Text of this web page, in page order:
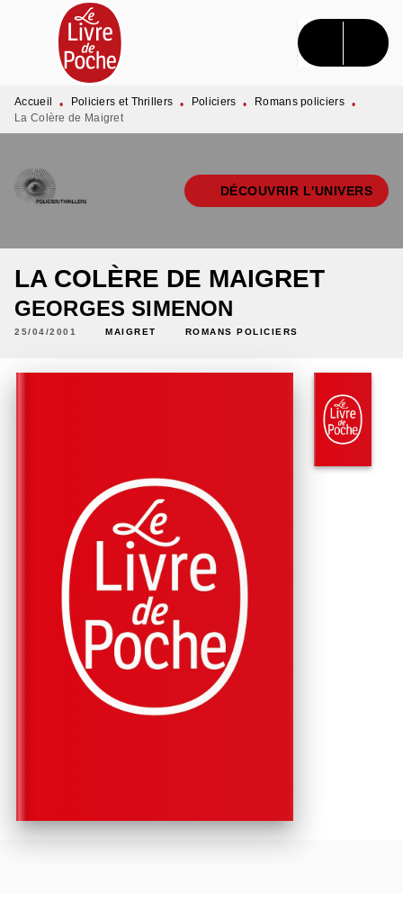
MENU RECHERCHE CONTENU
PIED DE PAGE
Accueil • Policiers et Thrillers • Policiers • Romans policiers •
La Colère de Maigret
DÉCOUVRIR L'UNIVERS
LA COLÈRE DE MAIGRET
GEORGES SIMENON
25/04/2001 MAIGRET ROMANS POLICIERS